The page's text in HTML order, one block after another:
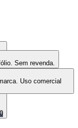
Sem revenda.
Uso comercial